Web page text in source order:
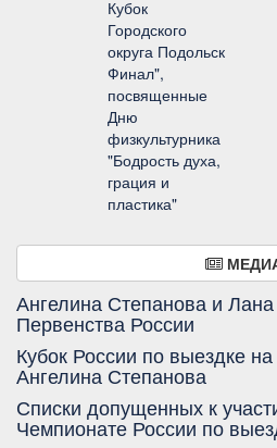
Кубок
Городского
округа Подольск
Финал",
посвященные
Дню
физкультурника
"Бодрость духа,
грация и
пластика"
Ангелина Степанова и
Первенства России
Кубок России по выездке
Ангелина Степанова
Списки допущенных к
Чемпионате России по